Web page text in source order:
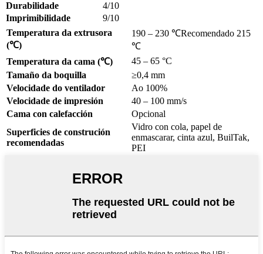
Durabilidade
4/10
Imprimibilidade
9/10
Temperatura da extrusora
(℃)
190 – 230 ℃Recomendado 215
℃
Temperatura da cama (℃)
45 – 65 °C
Tamaño da boquilla
≥0,4 mm
Velocidade do ventilador
Ao 100%
Velocidade de impresión
40 – 100 mm/s
Cama con calefacción
Opcional
Superficies de construción
recomendadas
Vidro con cola, papel de
enmascarar, cinta azul, BuilTak,
PEI